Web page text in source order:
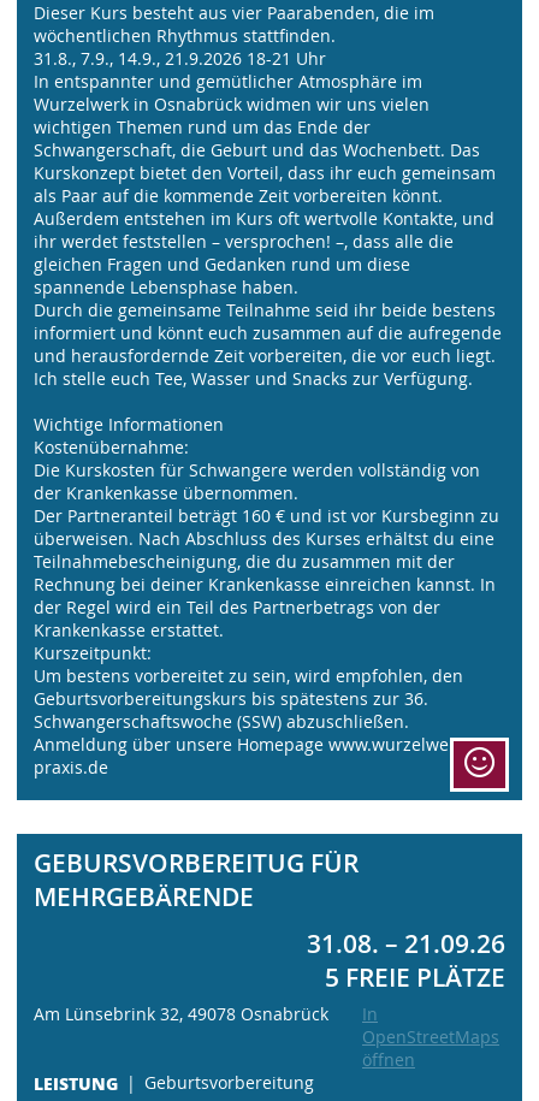
Dieser Kurs besteht aus vier Paarabenden, die im
wöchentlichen Rhythmus stattfinden.
31.8., 7.9., 14.9., 21.9.2026 18-21 Uhr
In entspannter und gemütlicher Atmosphäre im
Wurzelwerk in Osnabrück widmen wir uns vielen
wichtigen Themen rund um das Ende der
Schwangerschaft, die Geburt und das Wochenbett. Das
Kurskonzept bietet den Vorteil, dass ihr euch gemeinsam
als Paar auf die kommende Zeit vorbereiten könnt.
Außerdem entstehen im Kurs oft wertvolle Kontakte, und
ihr werdet feststellen – versprochen! –, dass alle die
gleichen Fragen und Gedanken rund um diese
spannende Lebensphase haben.
Durch die gemeinsame Teilnahme seid ihr beide bestens
informiert und könnt euch zusammen auf die aufregende
und herausfordernde Zeit vorbereiten, die vor euch liegt.
Ich stelle euch Tee, Wasser und Snacks zur Verfügung.
Wichtige Informationen
Kostenübernahme:
Die Kurskosten für Schwangere werden vollständig von
der Krankenkasse übernommen.
Der Partneranteil beträgt 160 € und ist vor Kursbeginn zu
überweisen. Nach Abschluss des Kurses erhältst du eine
Teilnahmebescheinigung, die du zusammen mit der
Rechnung bei deiner Krankenkasse einreichen kannst. In
der Regel wird ein Teil des Partnerbetrags von der
Krankenkasse erstattet.
Kurszeitpunkt:
Um bestens vorbereitet zu sein, wird empfohlen, den
Geburtsvorbereitungskurs bis spätestens zur 36.
Schwangerschaftswoche (SSW) abzuschließen.
Anmeldung über unsere Homepage www.wurzelwerk-
praxis.de
GEBURSVORBEREITUG FÜR
MEHRGEBÄRENDE
31.08. – 21.09.26
5 FREIE PLÄTZE
Am Lünsebrink 32, 49078 Osnabrück
In
OpenStreetMaps
öffnen
LEISTUNG
Geburtsvorbereitung